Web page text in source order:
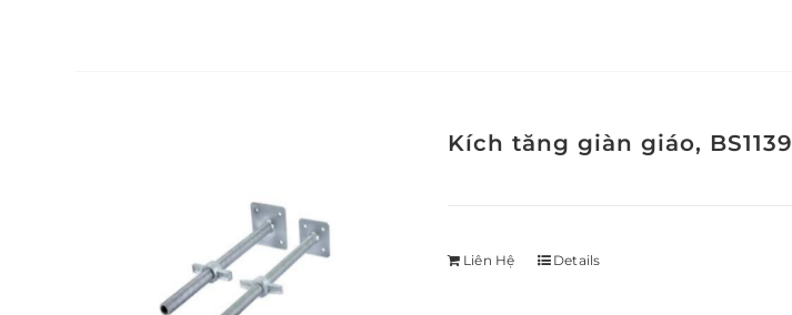
Kích tăng giàn giáo, BS1139
Liên Hệ Details